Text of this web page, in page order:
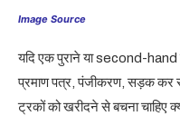
Image Source
यदि एक पुराने या second-hand
प्रमाण पत्र, पंजीकरण, सड़क कर
ट्रकों को खरीदने से बचना चाहिए